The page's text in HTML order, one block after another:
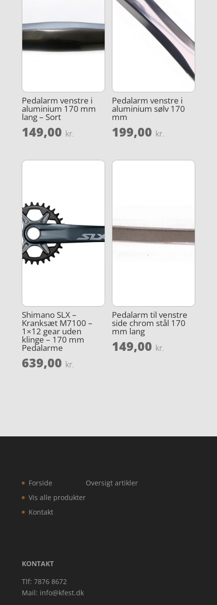
Pedalarm venstre i
aluminium 170 mm
lang – Sort
149,00 kr.
Pedalarm venstre i
aluminium sølv 170
mm
199,00 kr.
Shimano SLX –
Kranksæt M7100 –
1×12 gear uden
klinge – 170 mm
Pedalarme
639,00 kr.
Pedalarm til venstre
side chrom stål 170
mm lang
149,00 kr.
Forside
Vis alle produkter
Kontakt
Oversigt artikler
KONTAKT
Tlf: 7876 8672
Mail: info@kfest.dk